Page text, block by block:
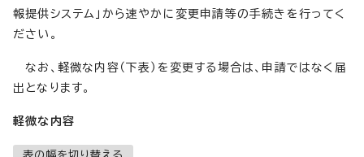
報提供システム」から速やかに変更申請等の手続きを行ってく
ださい。
なお、軽微な内容（下表）を変更する場合は、申請ではなく届
出となります。
軽微な内容
表の幅を切り替える